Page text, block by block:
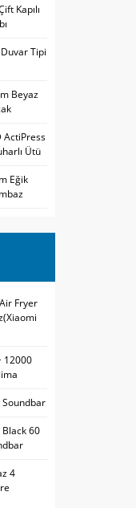
Kapılı
Tipi
Beyaz
ActiPress
Ütü
Eğik
Fryer
12000
60
4